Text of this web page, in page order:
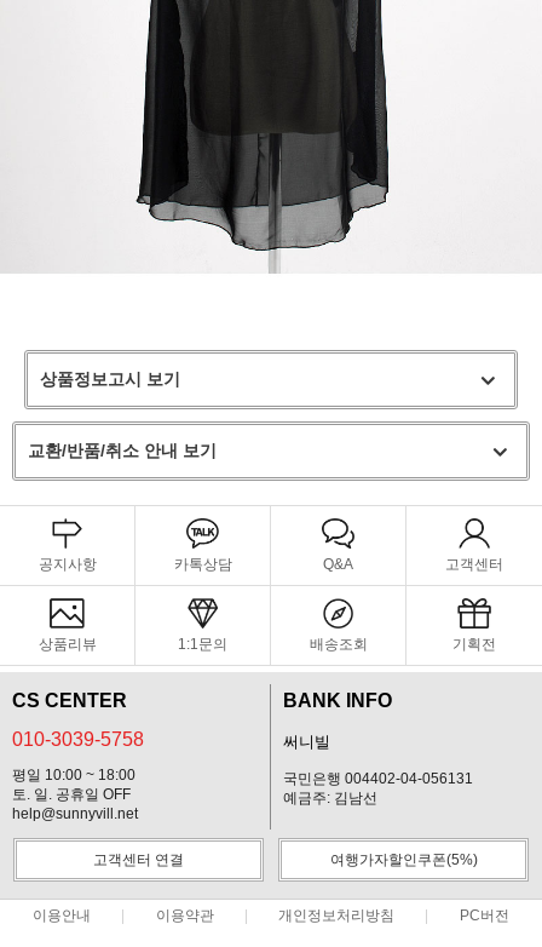
상품정보고시 보기
교환/반품/취소 안내 보기
공지사항 카톡상담 Q&A 고객센터
상품리뷰 1:1문의 배송조회 기획전
CS CENTER
010-3039-5758
평일 10:00 ~ 18:00
토. 일. 공휴일 OFF
help@sunnyvill.net
BANK INFO
써니빌
국민은행 004402-04-056131
예금주: 김남선
고객센터 연결 여행가자할인쿠폰(5%)
이용안내 이용약관 개인정보처리방침 PC버전